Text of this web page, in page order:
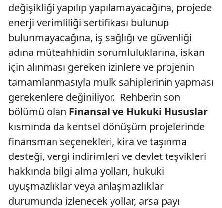
değişikliği yapılıp yapılamayacağına, projede
enerji verimliliği sertifikası bulunup
bulunmayacağına, iş sağlığı ve güvenliği
adına müteahhidin sorumluluklarına, iskan
için alınması gereken izinlere ve projenin
tamamlanmasıyla mülk sahiplerinin yapması
gerekenlere değiniliyor. Rehberin son
bölümü olan Finansal ve Hukuki Hususlar
kısmında da kentsel dönüşüm projelerinde
finansman seçenekleri, kira ve taşınma
desteği, vergi indirimleri ve devlet teşvikleri
hakkında bilgi alma yolları, hukuki
uyuşmazlıklar veya anlaşmazlıklar
durumunda izlenecek yollar, arsa payı